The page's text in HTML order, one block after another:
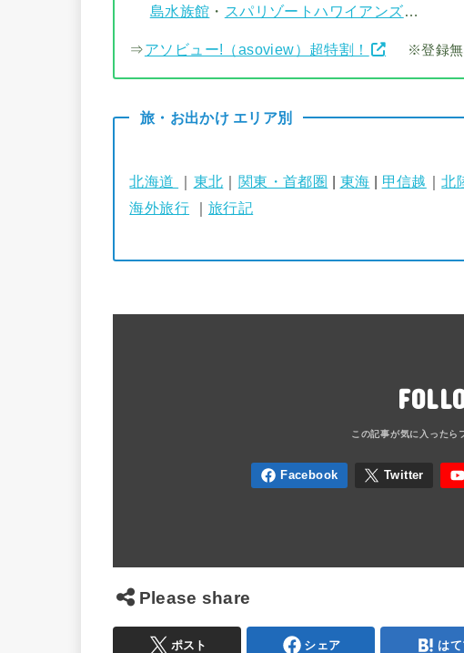
島水族館 ・ スパリゾートハワイアンズ…
⇒アソビュー!（asoview）超特割！ ※登録無
旅・お出かけ エリア別
北海道 ｜ 東北 ｜ 関東・首都圏 | 東海 | 甲信越 ｜北
海外旅行 ｜ 旅行記
Please share
ポスト シェア は